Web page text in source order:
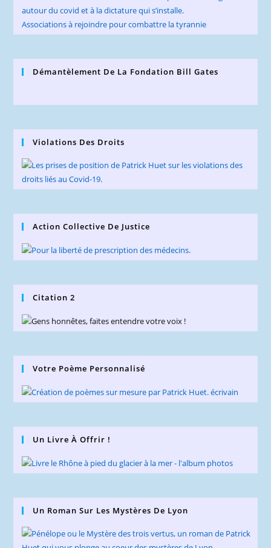
autour du covid et à la dictature qui s’installe.
Associations à rejoindre pour combattre la tyrannie
Démantèlement De La Fondation Bill Gates
Violations Des Droits
Action Collective De Justice
Citation 2
Votre Poème Personnalisé
Un Livre À Offrir !
Un Roman Sur Les Mystères De Lyon